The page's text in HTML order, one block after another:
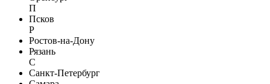
П
Псков
Р
Ростов-на-Дону
Рязань
С
Санкт-Петербург